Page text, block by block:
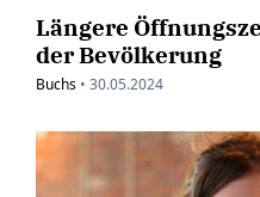
Längere
der Bevölkerung
Buchs • 30.05.2024